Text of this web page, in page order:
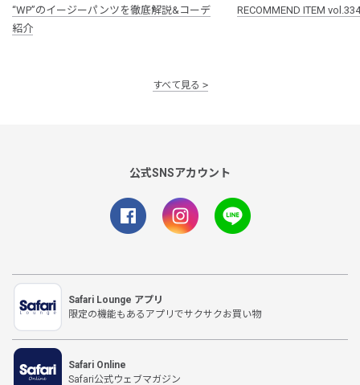
“WP”のイージーパンツを徹底解説&コーデ
紹介
RECOMMEND ITEM vol.334
すべて見る
公式SNSアカウント
Safari Lounge アプリ
限定の機能もあるアプリでサクサクお買い物
Safari Online
Safari公式ウェブマガジン